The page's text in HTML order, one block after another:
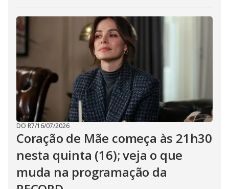
DO R7/16/07/2026
Coração de Mãe começa às 21h30
nesta quinta (16); veja o que
muda na programação da